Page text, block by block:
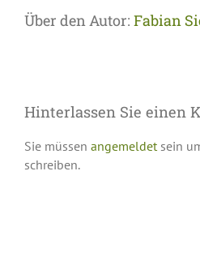
Über den Autor: Fabian
Hinterlassen Sie einen
Sie müssen angemeldetsein
schreiben.